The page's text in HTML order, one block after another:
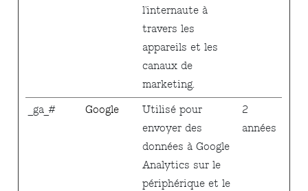
l'internaute à
travers les
appareils et les
canaux de
marketing.
_ga_# Google
Utilisé pour
envoyer des
données à Google
Analytics sur le
périphérique et le
2
années